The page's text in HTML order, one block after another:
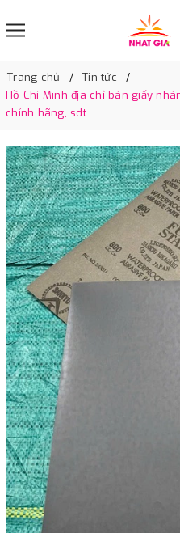
Trang chủ
Tin tức
Hồ Chí Minh địa chỉ bán giấy
chính hãng, sdt